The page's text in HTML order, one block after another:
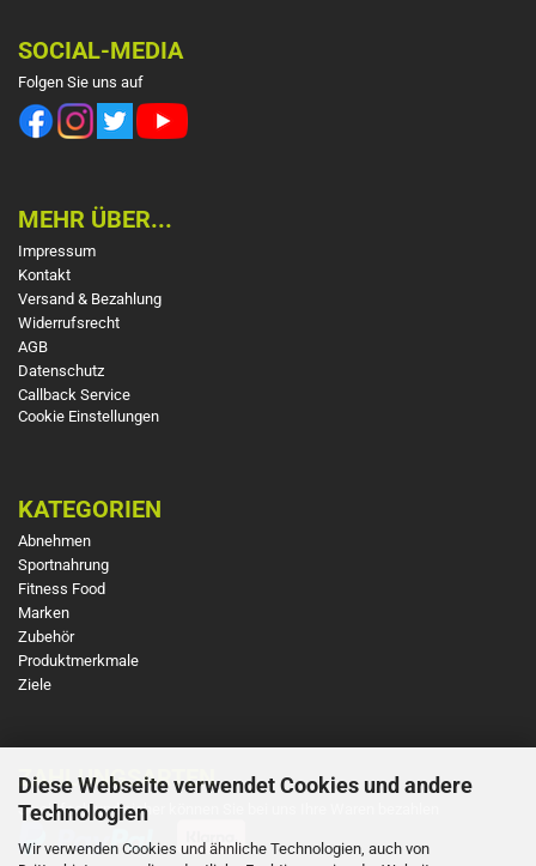
Diese Webseite verwendet Cookies und andere
Technologien
Wir verwenden Cookies und ähnliche Technologien, auch von
SOCIAL-MEDIA
Folgen Sie uns auf
MEHR ÜBER...
Impressum
Kontakt
Versand & Bezahlung
Widerrufsrecht
AGB
Datenschutz
Callback Service
Cookie Einstellungen
KATEGORIEN
Abnehmen
Sportnahrung
Fitness Food
Marken
Zubehör
Produktmerkmale
Ziele
ZAHLUNGSARTEN
So einfach und sicher können Sie bei uns Ihre Waren bezahlen